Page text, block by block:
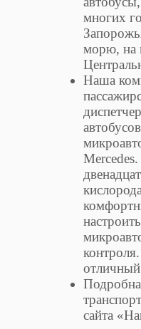
многих
морю, на
Наша
сайта